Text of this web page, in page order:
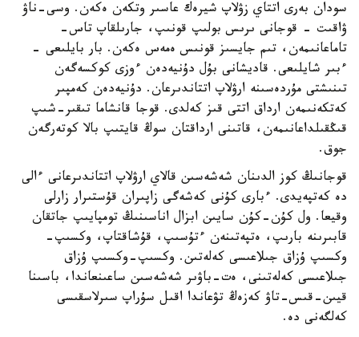
سودان بەرى اتتاي زۋلاپ شيرەك عاسىر وتكەن ەكەن. وسى-ناۋ
ۋاقىت - قوجانى ىرىس بولىپ قونىپ، جارىلقاپ تاس-
تاماعانىمەن، تىم جايسىز قونىس ەمەس ەكەن. بار بايلىعى -
ءبىر شايلىعى. قاديشانى بۇل دۇنيەدەن ءوزى كوكسەگەن
تىنىشتى مۇردەسىنە ارۋلاپ اتتاندىرعان. دۇنيەدەن كەمپىر
كەتكەنىمەن ارداق اتتى قىز كەلدى. قوجا قانشاما تىقىر-شىپ
قىڭقىلداعانىمەن، قاتىنى ارداقتان سوڭ قايتىپ بالا كوتەرگەن
جوق.
قوجانىڭ كوز الدىنان شەشەسىن قالاي ارۋلاپ اتتاندىرعانى ءالى
دە كەتپەيدى. ءبارى كۇنى كەشەگى زاپىران قۇستىرار زارلى
وقيعا. ول كۇن-كۇن سايىن ابزال اناسىنىڭ تومپايىپ جاتقان
قابىرىنە بارىپ، ەتپەتىنەن ءتۇسىپ، قۇشاقتاپ، وكسىپ-
وكسىپ ۇزاق جىلاعىسى كەلەتىن. وكسىپ-وكسىپ ۇزاق
جىلاعىسى كەلەتىنى، ەت-باۋىر شەشەسىن ساعىنعاندا، باسىنا
قيىن-قىس-تاۋ كەزەڭ تۋعاندا اقىل سۇراپ سىرلاسقىسى
كەلگەنى دە.